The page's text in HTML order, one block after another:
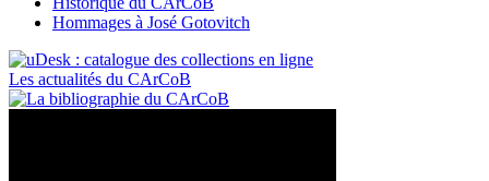
Hommages à José Gotovitch
Les actualités du CArCoB